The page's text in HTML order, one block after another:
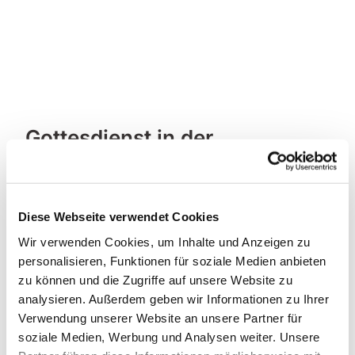
Diese Webseite verwendet Cookies
Wir verwenden Cookies, um Inhalte und Anzeigen zu
personalisieren, Funktionen für soziale Medien anbieten
zu können und die Zugriffe auf unsere Website zu
analysieren. Außerdem geben wir Informationen zu Ihrer
Verwendung unserer Website an unsere Partner für
soziale Medien, Werbung und Analysen weiter. Unsere
Gottesdienst in der